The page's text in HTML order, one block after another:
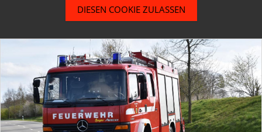
DIESEN COOKIE ZULASSEN